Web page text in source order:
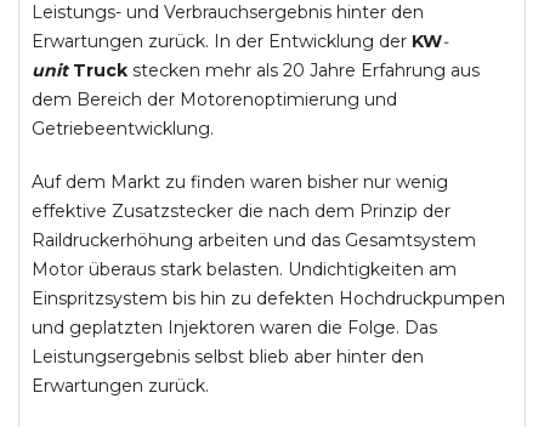
Leistungs- und Verbrauchsergebnis hinter den
Erwartungen zurück. In der Entwicklung der KW-
unit Truck stecken mehr als 20 Jahre Erfahrung aus
dem Bereich der Motorenoptimierung und
Getriebeentwicklung.
Auf dem Markt zu finden waren bisher nur wenig
effektive Zusatzstecker die nach dem Prinzip der
Raildruckerhöhung arbeiten und das Gesamtsystem
Motor überaus stark belasten. Undichtigkeiten am
Einspritzsystem bis hin zu defekten Hochdruckpumpen
und geplatzten Injektoren waren die Folge. Das
Leistungsergebnis selbst blieb aber hinter den
Erwartungen zurück.